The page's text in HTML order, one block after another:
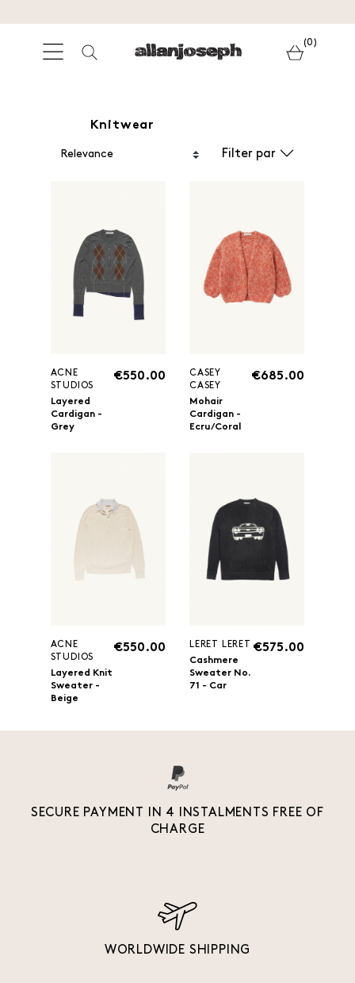
(0)
Knitwear
Filter par
ACNE
STUDIOS
Layered
Cardigan -
Grey
€550.00
CASEY
CASEY
Mohair
Cardigan -
Ecru/Coral
€685.00
ACNE
STUDIOS
Layered Knit
Sweater -
Beige
€550.00
LERET LERET
Cashmere
Sweater No.
71 - Car
€575.00
SECURE PAYMENT IN 4 INSTALMENTS FREE OF
CHARGE
WORLDWIDE SHIPPING